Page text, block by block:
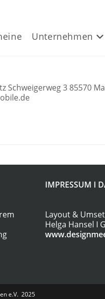
Unternehmen
Schweigerweg 3 85570
IMPRESSUM I
Layout &
Helga Hansel I
e.V. 2025